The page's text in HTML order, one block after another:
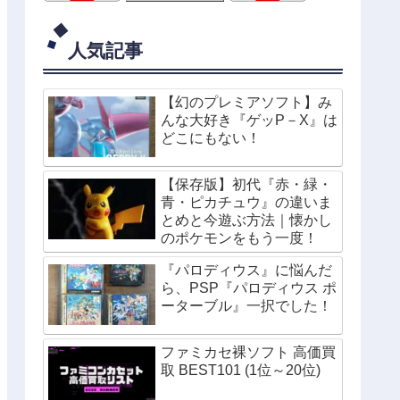
人気記事
【幻のプレミアソフト】み
んな大好き『ゲッP－X』は
どこにもない！
【保存版】初代『赤・緑・
青・ピカチュウ』の違いま
とめと今遊ぶ方法｜懐かし
のポケモンをもう一度！
『パロディウス』に悩んだ
ら、PSP『パロディウス ポ
ーターブル』一択でした！
ファミカセ裸ソフト 高価買
取 BEST101 (1位～20位)